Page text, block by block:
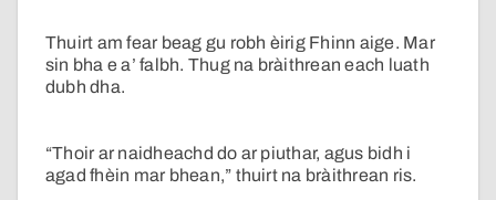
Thuirt am fear beag gu robh èirig Fhinn aige. Mar
sin bha e a’ falbh. Thug na bràithrean each luath
dubh dha.
“Thoir ar naidheachd do ar piuthar, agus bidh i
agad fhèin mar bhean,” thuirt na bràithrean ris.